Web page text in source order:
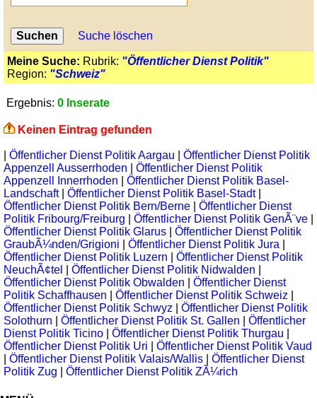
Suche löschen
Meine Suche: Rubrik: "Öffentlicher Dienst Politik"
Region: "Schweiz"
Ergebnis: 0 Inserate
Keinen Eintrag gefunden
Öffentlicher Dienst Politik Aargau
Öffentlicher Dienst Politik
Appenzell Ausserrhoden
Öffentlicher Dienst Politik
Appenzell Innerrhoden
Öffentlicher Dienst Politik Basel-
Landschaft| Öffentlicher Dienst Politik Basel-Stadt|
Öffentlicher Dienst Politik Bern/Berne
Öffentlicher Dienst
Politik Fribourg/Freiburg
Öffentlicher Dienst Politik GenÃ¨ve
Öffentlicher Dienst Politik Glarus
Öffentlicher Dienst Politik
GraubÃ¼nden/Grigioni
Öffentlicher Dienst Politik Jura
Öffentlicher Dienst Politik Luzern
Öffentlicher Dienst Politik
NeuchÃ¢tel
Öffentlicher Dienst Politik Nidwalden
Öffentlicher Dienst Politik Obwalden
Öffentlicher Dienst
Politik Schaffhausen
Öffentlicher Dienst Politik Schweiz
Öffentlicher Dienst Politik Schwyz
Öffentlicher Dienst Politik
Solothurn
Öffentlicher Dienst Politik St. Gallen
Öffentlicher
Dienst Politik Ticino
Öffentlicher Dienst Politik Thurgau
Öffentlicher Dienst Politik Uri
Öffentlicher Dienst Politik Vaud
Öffentlicher Dienst Politik Valais/Wallis
Öffentlicher Dienst
Politik Zug
Öffentlicher Dienst Politik ZÃ¼rich